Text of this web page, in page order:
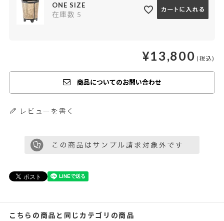
ONE SIZE
在庫数 5
¥13,800
商品についてのお問い合わせ
レビューを書く
こちらの商品と同じカテゴリの商品